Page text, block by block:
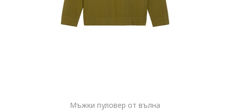
Мъжки пуловер от вълна